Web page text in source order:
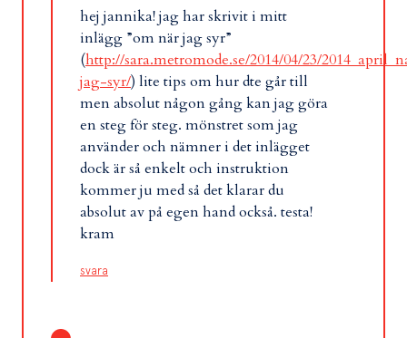
hej jannika! jag har skrivit i mitt
inlägg ”om när jag syr”
(http://sara.metromode.se/2014/04/23/
jag-syr/) lite tips om hur dte går till
men absolut någon gång kan jag göra
en steg för steg. mönstret som jag
använder och nämner i det inlägget
dock är så enkelt och instruktion
kommer ju med så det klarar du
absolut av på egen hand också. testa!
kram
svara